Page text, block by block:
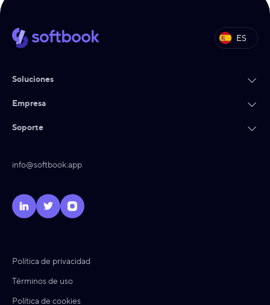
ES
Soluciones
Empresa
Soporte
info@softbook.app
Política de privacidad
Términos de uso
Política de cookies